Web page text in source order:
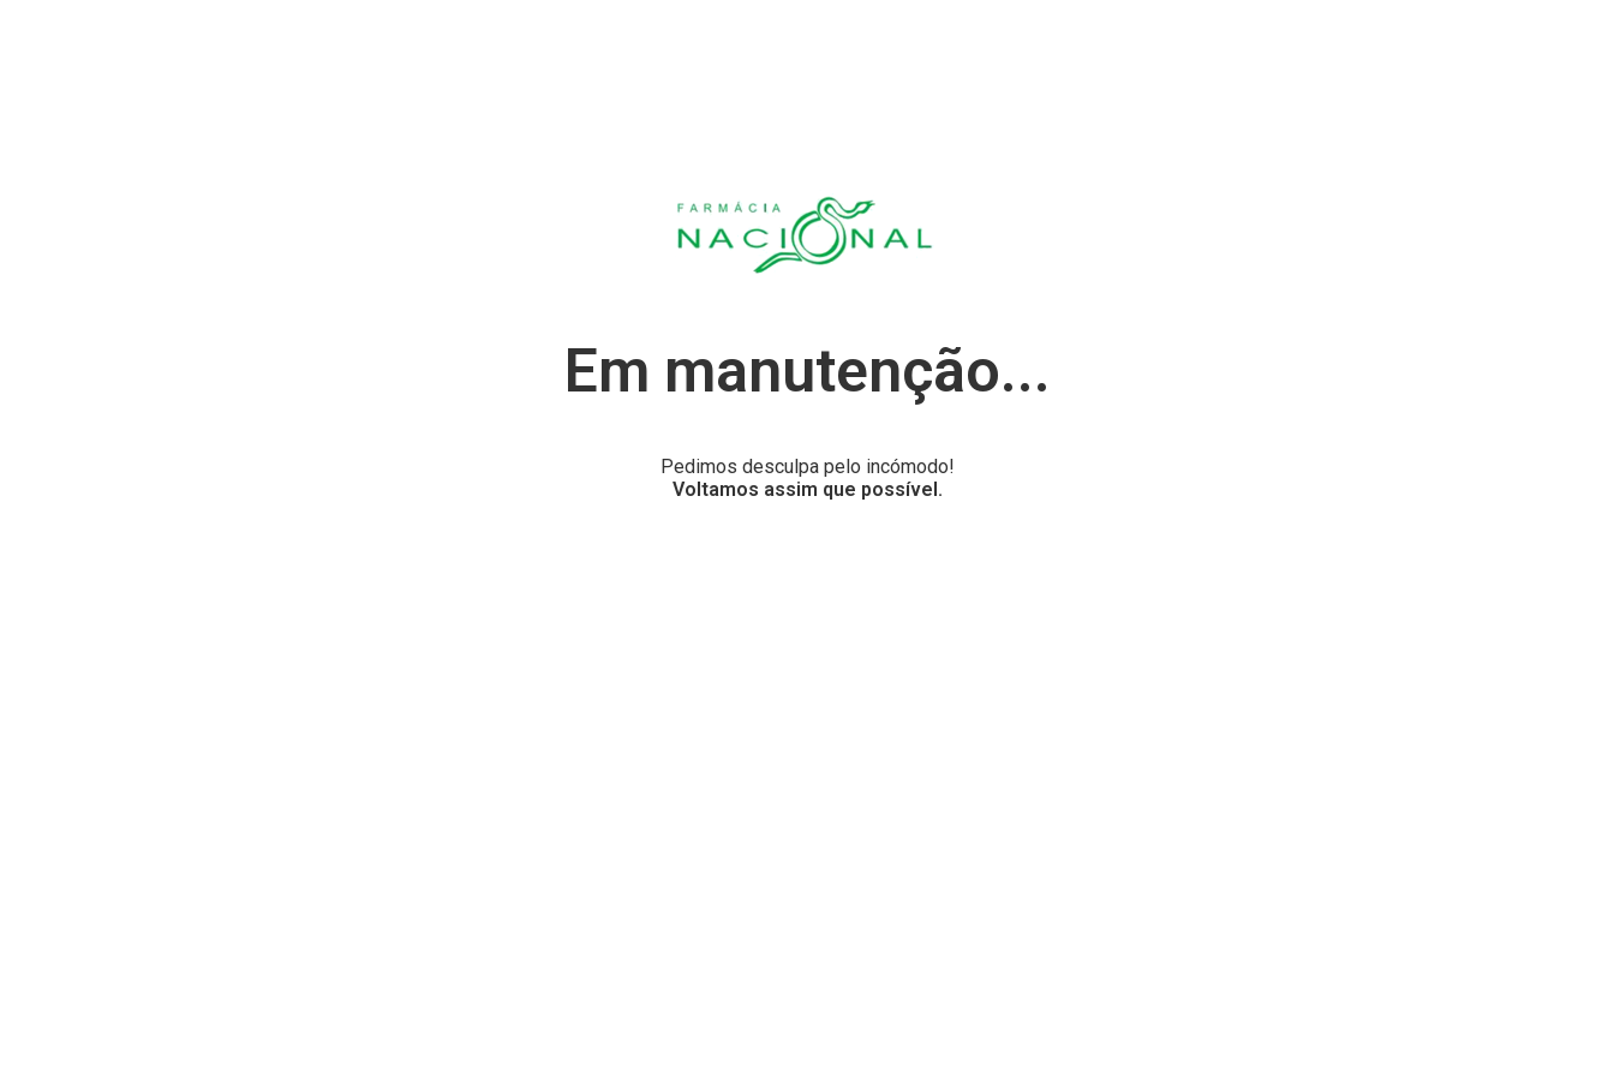
Em manutenção...
Pedimos desculpa pelo incómodo!
Voltamos assim que possível.